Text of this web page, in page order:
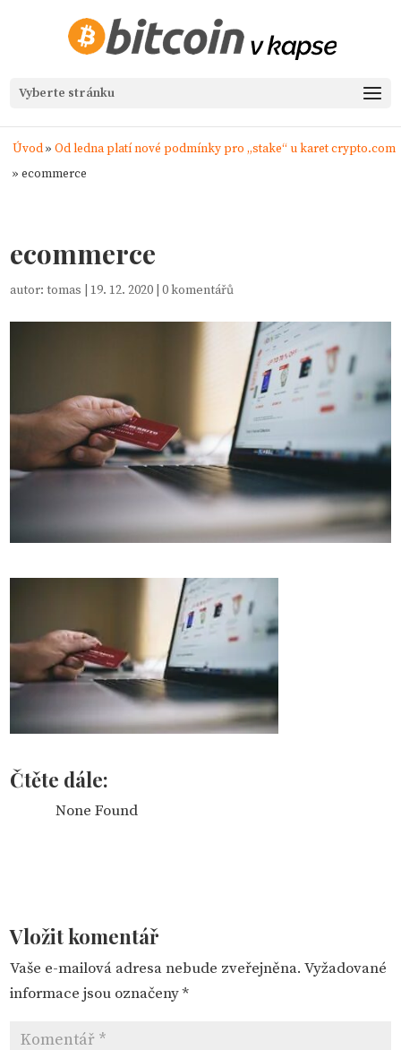
Vyberte stránku
Úvod» Od ledna platí nové podmínky pro „stake“ u karet crypto.com
» ecommerce
ecommerce
autor:tomas 19. 12. 2020 |0 komentářů
Čtěte dále:
None Found
Vložit komentář
Vaše e-mailová adresa nebude zveřejněna. Vyžadované
informace jsou označeny*